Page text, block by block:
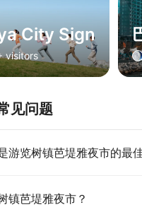
City Sign
visitors
见问题
游览树镇芭堤雅夜市的最
镇芭堤雅夜市？